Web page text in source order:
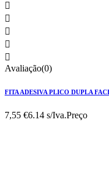





Avaliação(0)
FITA ADESIVA PLICO DUPLA
7,55 €6.14 s/Iva.Preço